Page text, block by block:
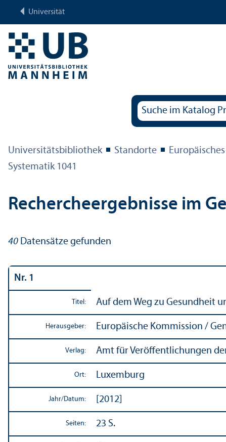
Universität
Universitäts­bibliothek Standorte
Systematik 1041
Rechercheergebnisse im
40 Datensätze gefunden
Nr. 1
Titel: Auf dem Weg zu Gesundheit
Herausgeber: Europäische Kommission /
Verlag: Amt für Veröffentlichungen
Ort: Luxemburg
Jahr/Datum: [2012]
Seiten: 23 S.